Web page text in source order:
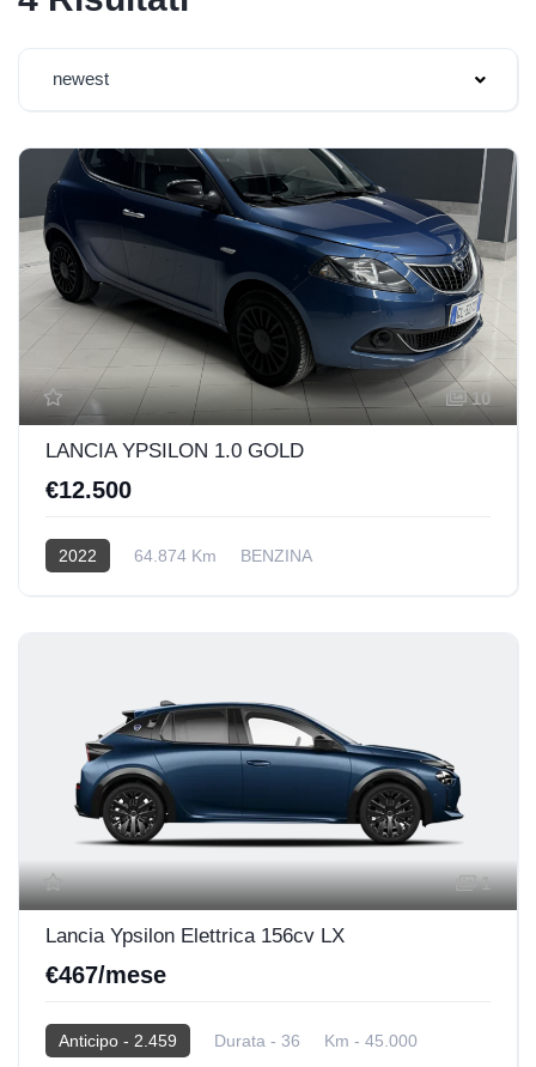
newest
10
LANCIA YPSILON 1.0 GOLD
€12.500
2022 64.874 Km BENZINA
1
Lancia Ypsilon Elettrica 156cv LX
€467/mese
Anticipo - 2.459 Durata - 36
Km - 45.000